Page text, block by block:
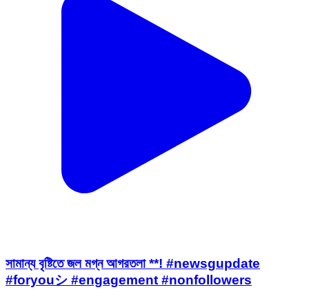
সামান্য বৃষ্টিতে জল মগ্ন আগরতলা **! #newsgupdate
#foryouシ #engagement #nonfollowers